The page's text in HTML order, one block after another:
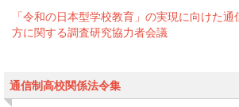
「令和の日本型学校教育」の実現に向けた通
方に関する調査研究協力者会議
通信制高校関係法令集